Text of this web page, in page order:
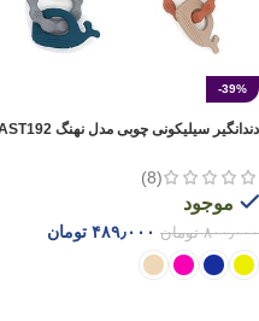
-39%
دندانگیر سیلیکونی چوبی مدل نهنگ AST192
(8)
موجود
۸۰۰٫۰۰۰ تومان ۴۸۹٫۰۰۰ تومان